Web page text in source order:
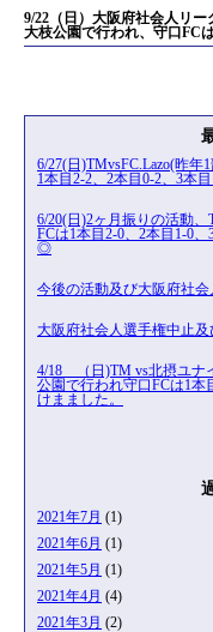
9/22（日）大阪府社会人リ
大枝公園で行われ、守口FC
6/27(日)TMvsFC.Lazo(昨
1本目2-2、2本目0-2、3本
6/20(日)2ヶ月振りの活動
FCは1本目2-0、2本目1-0
◎
今後の活動及び大阪府社会
大阪府社会人選手権中止
4/18 （日)TM vs北摂ユナ
公園で行われ守口FCは1本
けまました。
2021年7月 (1)
2021年6月 (1)
2021年5月 (1)
2021年4月 (4)
2021年3月 (2)